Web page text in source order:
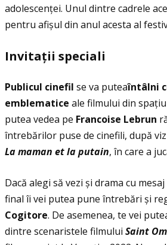
adolescenţei. Unul dintre cadrele
pentru afișul din anul acesta al
Invitaţii speciali
Publicul cinefil se va puteaîntâlni
emblematice ale filmului din
putea vedea pe Francoise Lebrun
întrebărilor puse de cinefili, după
La maman et la putain, în care a
Dacă alegi să vezi și drama cu mesaj
final îi vei putea pune întrebări și
Cogitore. De asemenea, te vei
dintre scenaristele filmului Saint